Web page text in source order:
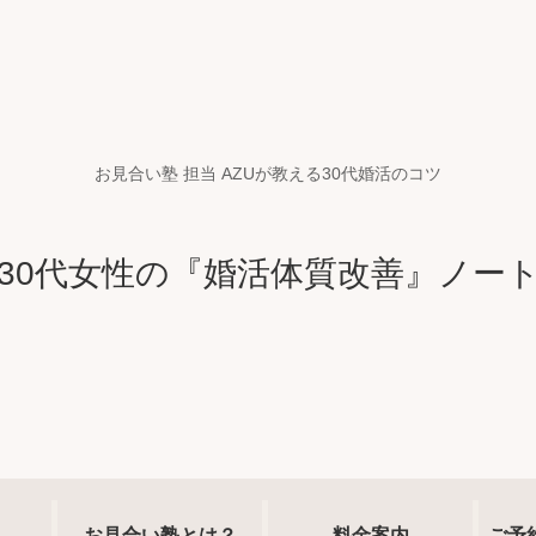
お見合い塾 担当 AZUが教える30代婚活のコツ
代女性の『婚活体質改善』ノート